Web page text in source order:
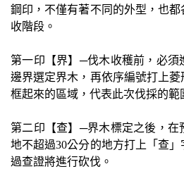
鋼印，不僅有著不同的外型，也
收階段。
第一印【界】─伐木收穫前，必須
邊界選定界木，再依序編號打上
框起來的區域，代表此次伐採的範
第二印【查】─界木標定之後，在
地不超過30公分的地方打上「查
過查證將進行砍伐。